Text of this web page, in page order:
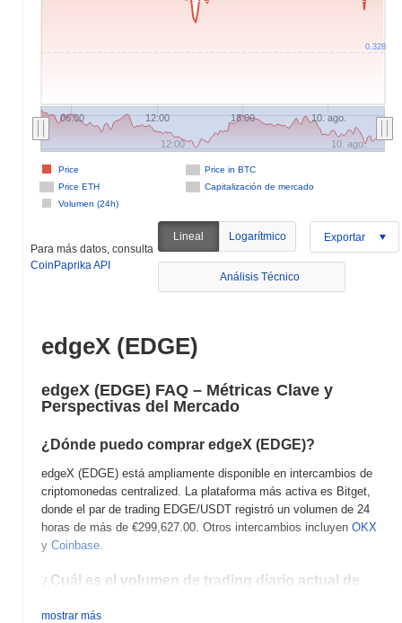
06:00 12:00 18:00 10. ago.
Price in BTC
Price ETH
Capitalización de mercado
Volumen (24h)
Price
12:00 10. ago.
0.328
Para más datos, consulta
CoinPaprika API
Lineal Logarítmico Exportar
Análisis Técnico
edgeX (EDGE)
edgeX (EDGE) FAQ – Métricas Clave y
Perspectivas del Mercado
¿Dónde puedo comprar edgeX (EDGE)?
edgeX (EDGE) está ampliamente disponible en intercambios de
criptomonedas centralized. La plataforma más activa es Bitget,
donde el par de trading EDGE/USDT registró un volumen de 24
horas de más de €299,627.00. Otros intercambios incluyen OKX
y Coinbase.
¿Cuál es el volumen de trading diario actual de
mostrar más